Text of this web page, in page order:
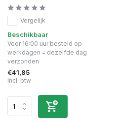
Vergelijk
Beschikbaar
Voor 16:00 uur besteld op
werkdagen = dezelfde dag
verzonden
€41,85
Incl. btw